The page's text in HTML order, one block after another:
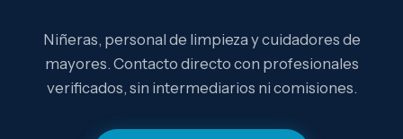
Niñeras, personal de limpieza y cuidadores de
mayores. Contacto directo con profesionales
verificados, sin intermediarios ni comisiones.